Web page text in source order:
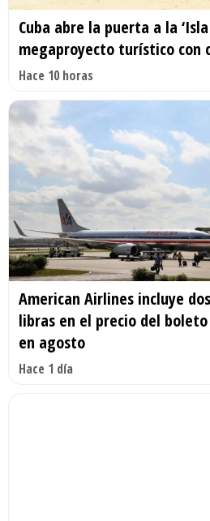
Cuba abre la puerta a la
megaproyecto turístico con
Hace 10 horas
American Airlines incluye
libras en el precio del
en agosto
Hace 1 día